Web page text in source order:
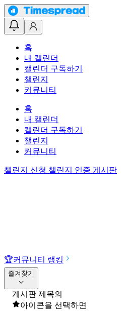
홈
내 캘린더
캘린더 구독하기
챌린지
커뮤니티
홈
내 캘린더
캘린더 구독하기
챌린지
커뮤니티
챌린지 신청 챌린지 인증 게시판
🏆커뮤니티 랭킹
즐겨찾기
게시판 제목의
아이콘을 선택하면